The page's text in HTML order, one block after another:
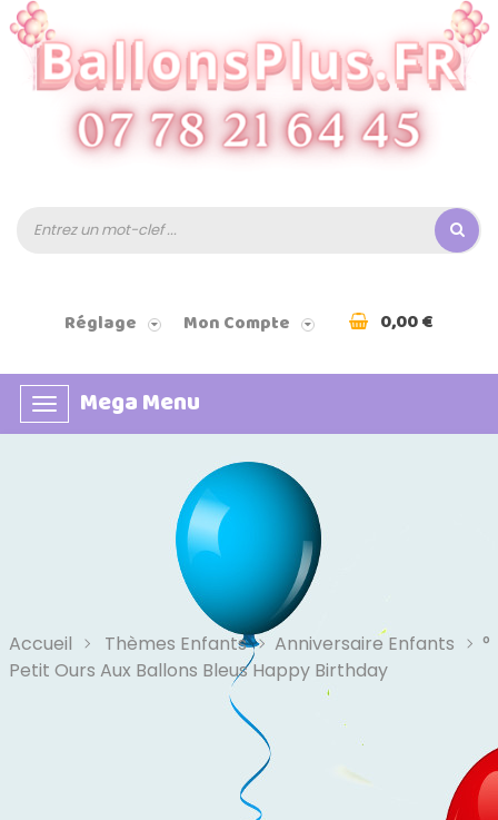
Réglage Mon Compte 0,00 €
Basculer
la
Mega Menu
Accueil Thèmes Enfants Anniversaire Enfants
°
Petit Ours Aux Ballons Bleus Happy Birthday